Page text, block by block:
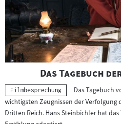
"
Das Tagebuch
Kategorie:
Filmbesprechung
Das Tagebuch
wichtigsten Zeugnissen der Verfolgung
Dritten Reich. Hans Steinbichler hat